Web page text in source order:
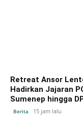
Retreat Ansor
Hadirkan Jajaran
Sumenep hingga
Berita 15 jam lalu